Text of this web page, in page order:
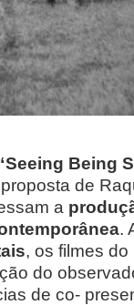
Being
de
a
.
, os filmes
do
de co-